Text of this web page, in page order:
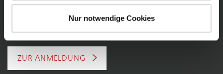
Nur notwendige Cookies
ESTA NEWSLETTER
ZUR ANMELDUNG